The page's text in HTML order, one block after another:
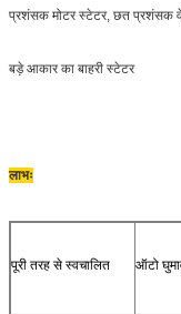
प्रशंसक मोटर स्टेटर, छत प्रशंसक
बड़े आकार का बाहरी स्टेटर
लाभः
पूरी तरह से स्वचालित ऑटो